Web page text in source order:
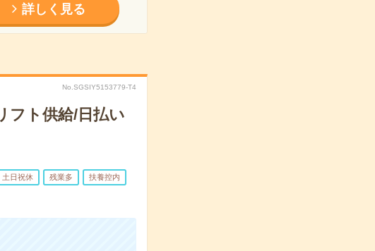
詳しく見る
No.SGSIY5153779-T4
フト供給/日払い
土日祝休 残業多 扶養控内